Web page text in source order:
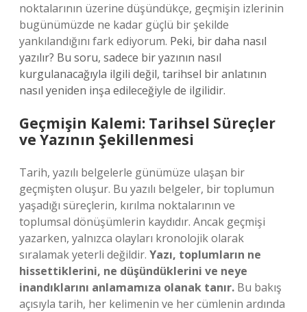
noktalarının üzerine düşündükçe, geçmişin izlerinin
bugünümüzde ne kadar güçlü bir şekilde
yankılandığını fark ediyorum. Peki, bir daha nasıl
yazılır? Bu soru, sadece bir yazının nasıl
kurgulanacağıyla ilgili değil, tarihsel bir anlatının
nasıl yeniden inşa edileceğiyle de ilgilidir.
Geçmişin Kalemi: Tarihsel Süreçler
ve Yazının Şekillenmesi
Tarih, yazılı belgelerle günümüze ulaşan bir
geçmişten oluşur. Bu yazılı belgeler, bir toplumun
yaşadığı süreçlerin, kırılma noktalarının ve
toplumsal dönüşümlerin kaydıdır. Ancak geçmişi
yazarken, yalnızca olayları kronolojik olarak
sıralamak yeterli değildir. Yazı, toplumların ne
hissettiklerini, ne düşündüklerini ve neye
inandıklarını anlamamıza olanak tanır. Bu bakış
açısıyla tarih, her kelimenin ve her cümlenin ardında